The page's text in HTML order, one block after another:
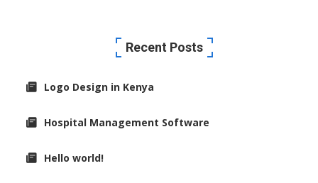
Recent Posts
Logo Design in Kenya
Hospital Management Software
Hello world!